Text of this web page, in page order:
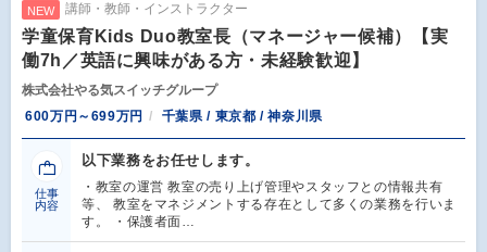
NEW 講師・教師・インストラクター
学童保育Kids Duo教室長（マネージャー候補）【実
働7h／英語に興味がある方・未経験歓迎】
株式会社やる気スイッチグループ
600万円～699万円
千葉県 / 東京都 / 神奈川県
仕事
内容
以下業務をお任せします。
・教室の運営 教室の売り上げ管理やスタッフとの情報共有
等、 教室をマネジメントする存在として多くの業務を行いま
す。 ・保護者面…